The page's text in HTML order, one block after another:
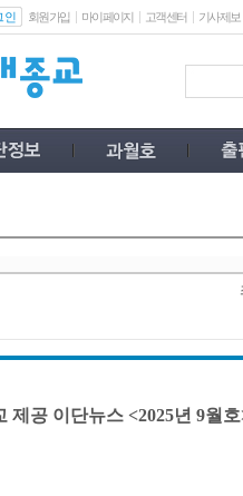
인 회원가입 마이페이지 고객센터 기사제보
제공 이단뉴스 <2025년 9월